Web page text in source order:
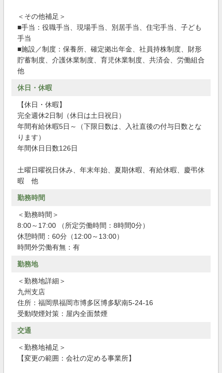
＜その他補足＞
■手当：役職手当、現場手当、別居手当、住宅手当、子ども
手当
■施設／制度：保養所、確定拠出年金、社員持株制度、財形
貯蓄制度、介護休業制度、育児休業制度、共済会、労働組合
他
休日・休暇
【休日・休暇】
完全週休2日制（休日は土日祝日）
年間有給休暇5日～（下限日数は、入社直後の付与日数とな
ります）
年間休日日数126日
土曜日曜祝日休み、年末年始、夏期休暇、有給休暇、慶弔休
暇 他
勤務時間
＜勤務時間＞
8:00～17:00 （所定労働時間：8時間0分）
休憩時間：60分（12:00～13:00）
時間外労働有無：有
勤務地
＜勤務地詳細＞
九州支店
住所：福岡県福岡市博多区博多駅南5-24-16
受動喫煙対策：屋内全面禁煙
交通
＜勤務地補足＞
【変更の範囲：会社の定める事業所】